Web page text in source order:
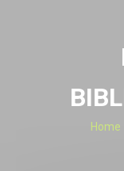
Home